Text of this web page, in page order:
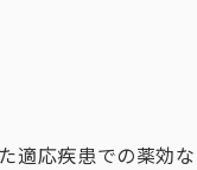
適応疾患での薬効な